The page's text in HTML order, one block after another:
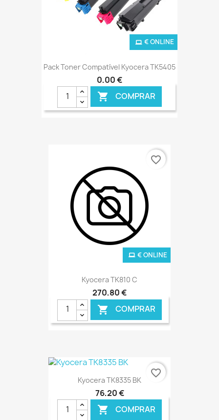
Pack Toner Compatível Kyocera TK5405
0,00 €
 COMPRAR
€ ONLINE
Kyocera TK810 C
270,80 €
 COMPRAR
€ ONLINE
favorite_border
Kyocera TK8335 BK
76,20 €
 COMPRAR
favorite_border